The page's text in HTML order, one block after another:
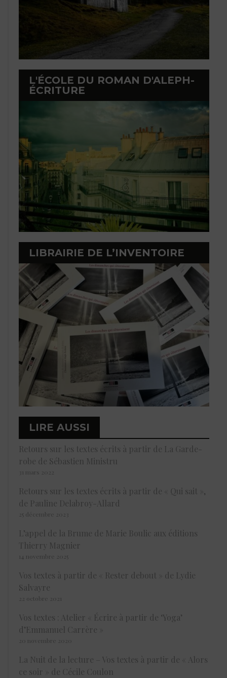
L'ÉCOLE DU ROMAN D'ALEPH-
ÉCRITURE
LIBRAIRIE DE L’INVENTOIRE
LIRE AUSSI
Retours sur les textes écrits à partir de La Garde-
robe de Sébastien Ministru
31 mars 2022
Retours sur les textes écrits à partir de « Qui sait »,
de Pauline Delabroy-Allard
25 décembre 2023
L’appel de la Brume de Marie Boulic aux éditions
Thierry Magnier
14 novembre 2025
Vos textes à partir de « Rester debout » de Lydie
Salvayre
22 octobre 2021
Vos textes : Atelier « Écrire à partir de ‘Yoga’
d’Emmanuel Carrère »
20 novembre 2020
La Nuit de la lecture – Vos textes à partir de « Alors
ce soir » de Cécile Coulon